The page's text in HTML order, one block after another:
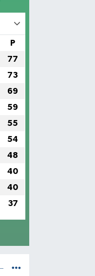
P
77
73
69
59
55
54
48
40
40
37